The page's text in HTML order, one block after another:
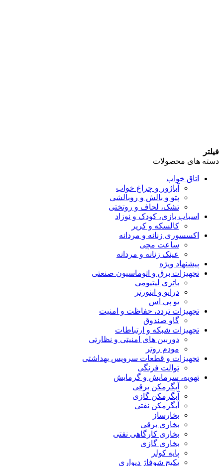
فیلتر
دسته های محصولات
اتاق خواب
آباژور و چراغ خواب
پتو و بالش و روبالشی
تشک، لحاف و روتختی
اسباب بازی، کودک و نوزاد
کالسکه و کریر
اکسسوری زنانه و مردانه
ساعت مچی
عینک زنانه و مردانه
پیشنهاد ویژه
تجهیزات برق و اتوماسیون صنعتی
باتری لیتیومی
درایو و اینورتر
یو پی اس
تجهیزات تردد، حفاظت و امنیت
گاو صندوق
تجهیزات شبکه و ارتباطات
دوربین های امنیتی و نظارتی
مودم روتر
تجهیزات و قطعات سرویس بهداشتی
توالت فرنگی
تهویه، سرمایش و گرمایش
آبگرمکن برقی
آبگرمکن گازی
آبگرمکن نفتی
بخارساز
بخاری برقی
بخاری کارگاهی نفتی
بخاری گازی
پایه کولر
پکیج شوفاژ دیواری